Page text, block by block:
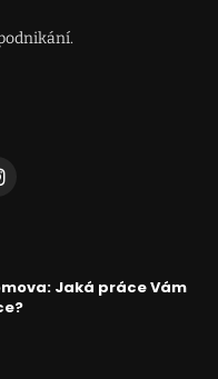
Jaká práce Vám